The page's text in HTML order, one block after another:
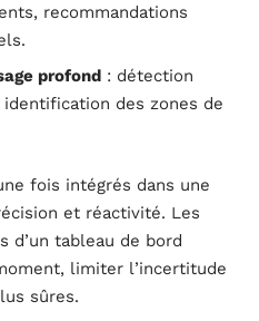
recommandations
profond : détection
des zones de
fois intégrés dans une
et réactivité. Les
d’un tableau de bord
limiter l’incertitude
sûres.